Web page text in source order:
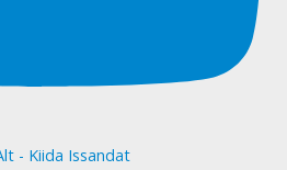
- Kiida Issandat